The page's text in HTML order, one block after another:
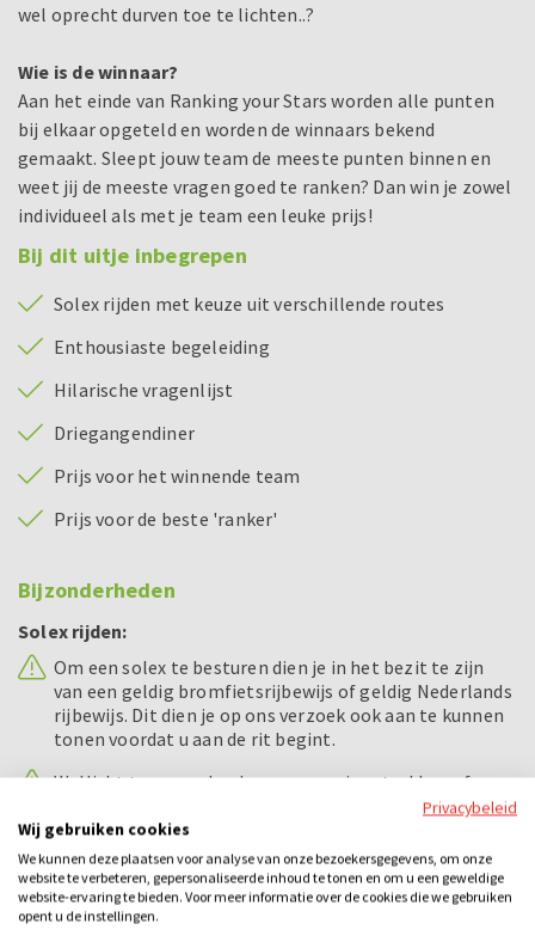
wel oprecht durven toe te lichten..?
Wie is de winnaar?
Aan het einde van Ranking your Stars worden alle punten
bij elkaar opgeteld en worden de winnaars bekend
gemaakt. Sleept jouw team de meeste punten binnen en
weet jij de meeste vragen goed te ranken? Dan win je zowel
individueel als met je team een leuke prijs!
Bij dit uitje inbegrepen
Solex rijden met keuze uit verschillende routes
Enthousiaste begeleiding
Hilarische vragenlijst
Driegangendiner
Prijs voor het winnende team
Prijs voor de beste 'ranker'
Bijzonderheden
Solex rijden:
Om een solex te besturen dien je in het bezit te zijn
van een geldig bromfietsrijbewijs of geldig Nederlands
rijbewijs. Dit dien je op ons verzoek ook aan te kunnen
tonen voordat u aan de rit begint.
Wellicht ten overvloede, maar een ingetrokken of
verlopen rijbewijs wordt door ons niet gezien als een
geldig rijbewijs.
Alcohol en verkeer gaan niet samen.
Privacybeleid
Wij gebruiken cookies
We kunnen deze plaatsen voor analyse van onze bezoekersgegevens, om onze
website te verbeteren, gepersonaliseerde inhoud te tonen en om u een geweldige
website-ervaring te bieden. Voor meer informatie over de cookies die we gebruiken
opent u de instellingen.